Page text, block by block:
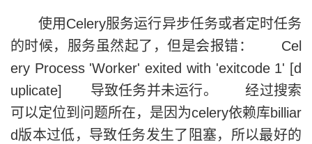
使用Celery服务运行异步任务或者定时任务
的时候，服务虽然起了，但是会报错： Cel
ery Process 'Worker' exited with 'exitcode 1' [d
uplicate] 导致任务并未运行。 经过搜索
可以定位到问题所在，是因为celery依赖库billiar
d版本过低，导致任务发生了阻塞，所以最好的